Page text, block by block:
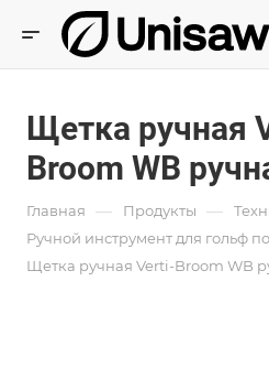
Щетка ручная
Broom WB
Главная — Продукты —
Ручной инструмент для гольф
Щетка ручная Verti-Broom WB